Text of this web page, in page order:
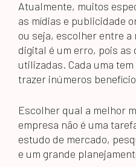
Atualmente, muitos
as mídias e publicidade
ou seja, escolher entre
digital é um erro, pois as
utilizadas. Cada uma
trazer inúmeros
Escolher qual a melhor
empresa não é uma
estudo de mercado,
e um grande